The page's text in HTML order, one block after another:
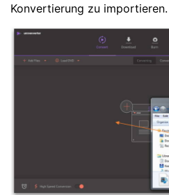
Konvertierung zu importieren.